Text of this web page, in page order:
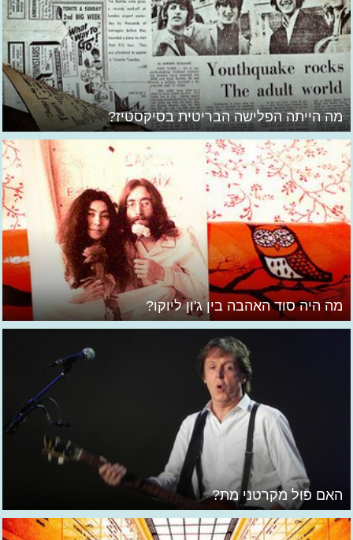
מה הייתה הפלישה הבריטית בסיקסטיז?
מה היה סוד האהבה בין ג'ון ליוקו?
האם פול מקרטני מת?